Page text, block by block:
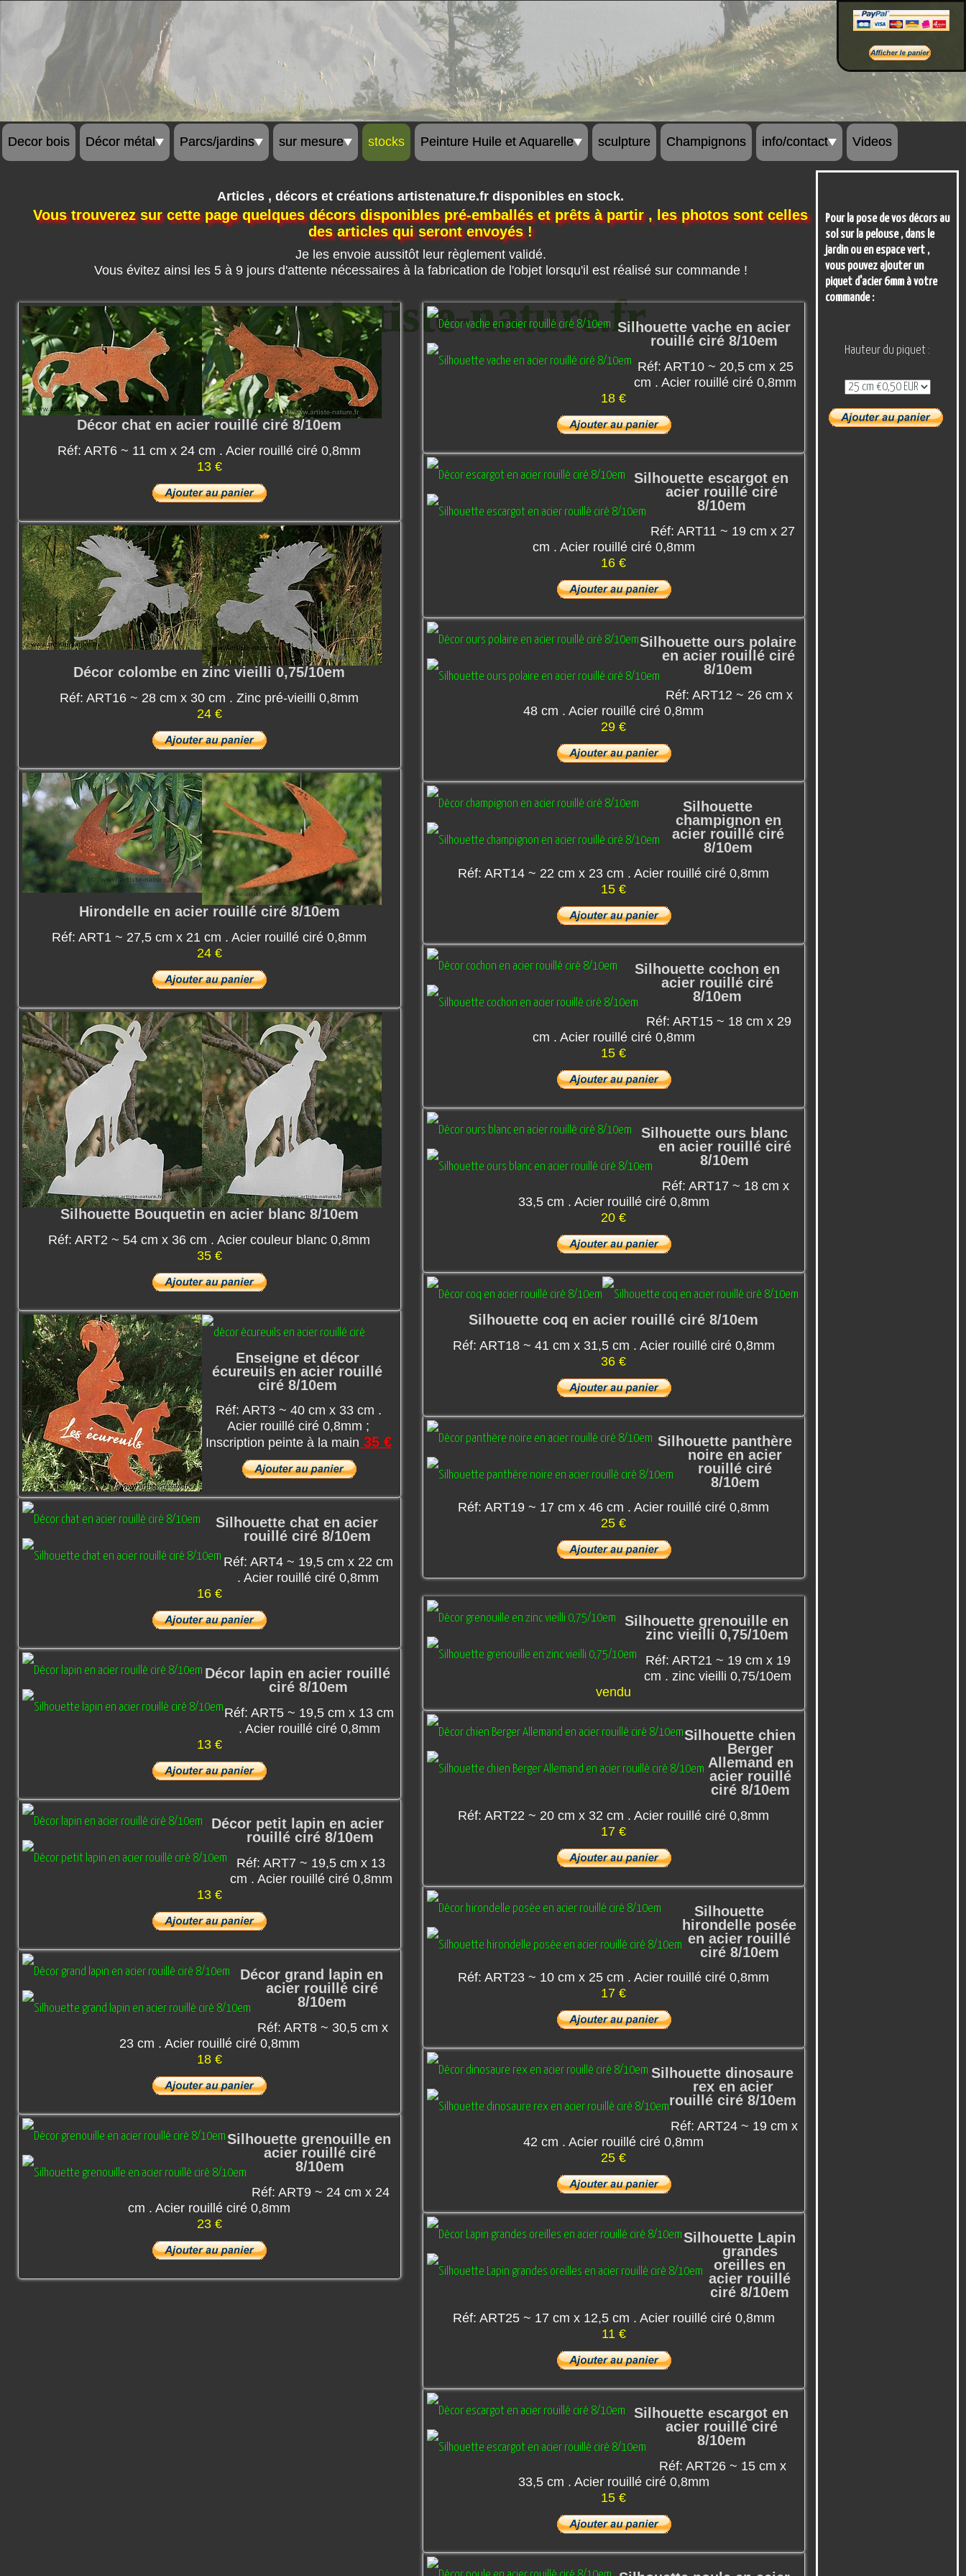
Artiste-nature.fr
Decor bois Décor métal Parcs/jardins sur mesure stocks Peinture Huile et Aquarelle sculpture Champignons info/contact Videos
Articles , décors et créations artistenature.fr disponibles en stock.
Vous trouverez sur cette page quelques décors disponibles pré-emballés et prêts à partir , les photos sont celles
des articles qui seront envoyés !
Je les envoie aussitôt leur règlement validé.
Vous évitez ainsi les 5 à 9 jours d'attente nécessaires à la fabrication de l'objet lorsqu'il est réalisé sur commande !
Décor chat en acier rouillé ciré 8/10em
Réf: ART6 ~ 11 cm x 24 cm . Acier rouillé ciré 0,8mm
13 €
Décor colombe en zinc vieilli 0,75/10em
Réf: ART16 ~ 28 cm x 30 cm . Zinc pré-vieilli 0,8mm
24 €
Hirondelle en acier rouillé ciré 8/10em
Réf: ART1 ~ 27,5 cm x 21 cm . Acier rouillé ciré 0,8mm
24 €
Silhouette Bouquetin en acier blanc 8/10em
Réf: ART2 ~ 54 cm x 36 cm . Acier couleur blanc 0,8mm
35 €
Enseigne et décor
écureuils en acier rouillé
ciré 8/10em
Réf: ART3 ~ 40 cm x 33 cm .
Acier rouillé ciré 0,8mm ;
Inscription peinte à la main 35 €
Silhouette chat en acier
rouillé ciré 8/10em
Réf: ART4 ~ 19,5 cm x 22 cm
. Acier rouillé ciré 0,8mm
16 €
Décor lapin en acier rouillé
ciré 8/10em
Réf: ART5 ~ 19,5 cm x 13 cm
. Acier rouillé ciré 0,8mm
13 €
Décor petit lapin en acier
rouillé ciré 8/10em
Réf: ART7 ~ 19,5 cm x 13
cm . Acier rouillé ciré 0,8mm
13 €
Décor grand lapin en
acier rouillé ciré
8/10em
Réf: ART8 ~ 30,5 cm x
23 cm . Acier rouillé ciré 0,8mm
18 €
Silhouette grenouille en
acier rouillé ciré
8/10em
Réf: ART9 ~ 24 cm x 24
cm . Acier rouillé ciré 0,8mm
23 €
Silhouette vache en acier
rouillé ciré 8/10em
Réf: ART10 ~ 20,5 cm x 25
cm . Acier rouillé ciré 0,8mm
18 €
Silhouette escargot en
acier rouillé ciré
8/10em
Réf: ART11 ~ 19 cm x 27
cm . Acier rouillé ciré 0,8mm
16 €
Silhouette ours polaire
en acier rouillé ciré
8/10em
Réf: ART12 ~ 26 cm x
48 cm . Acier rouillé ciré 0,8mm
29 €
Silhouette
champignon en
acier rouillé ciré
8/10em
Réf: ART14 ~ 22 cm x 23 cm . Acier rouillé ciré 0,8mm
15 €
Silhouette cochon en
acier rouillé ciré
8/10em
Réf: ART15 ~ 18 cm x 29
cm . Acier rouillé ciré 0,8mm
15 €
Silhouette ours blanc
en acier rouillé ciré
8/10em
Réf: ART17 ~ 18 cm x
33,5 cm . Acier rouillé ciré 0,8mm
20 €
Silhouette coq en acier rouillé ciré 8/10em
Réf: ART18 ~ 41 cm x 31,5 cm . Acier rouillé ciré 0,8mm
36 €
Silhouette panthère
noire en acier
rouillé ciré
8/10em
Réf: ART19 ~ 17 cm x 46 cm . Acier rouillé ciré 0,8mm
25 €
Silhouette grenouille en
zinc vieilli 0,75/10em
Réf: ART21 ~ 19 cm x 19
cm . zinc vieilli 0,75/10em
vendu
Silhouette chien
Berger
Allemand en
acier rouillé
ciré 8/10em
Réf: ART22 ~ 20 cm x 32 cm . Acier rouillé ciré 0,8mm
17 €
Silhouette
hirondelle posée
en acier rouillé
ciré 8/10em
Réf: ART23 ~ 10 cm x 25 cm . Acier rouillé ciré 0,8mm
17 €
Silhouette dinosaure
rex en acier
rouillé ciré 8/10em
Réf: ART24 ~ 19 cm x
42 cm . Acier rouillé ciré 0,8mm
25 €
Silhouette Lapin
grandes
oreilles en
acier rouillé
ciré 8/10em
Réf: ART25 ~ 17 cm x 12,5 cm . Acier rouillé ciré 0,8mm
11 €
Silhouette escargot en
acier rouillé ciré
8/10em
Réf: ART26 ~ 15 cm x
33,5 cm . Acier rouillé ciré 0,8mm
15 €
Pour la pose de vos décors au
sol sur la pelouse , dans le
jardin ou en espace vert ,
vous pouvez ajouter un
piquet d'acier 6mm à votre
commande :
Hauteur du piquet :
Bon de commande